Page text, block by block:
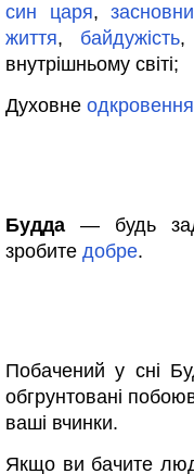
син
царя,
життя, байдужість,
внутрішньому світі;
Духовне одкровення
Будда — будь
зробите добре.
Побачений у сні
обгрунтовані
ваші вчинки.
Якщо ви бачите